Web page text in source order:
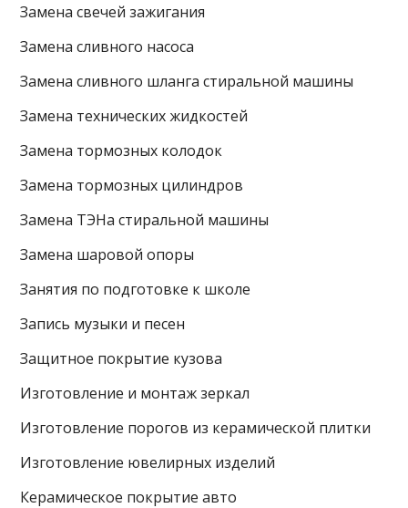
Замена свечей зажигания
Замена сливного насоса
Замена сливного шланга стиральной машины
Замена технических жидкостей
Замена тормозных колодок
Замена тормозных цилиндров
Замена ТЭНа стиральной машины
Замена шаровой опоры
Занятия по подготовке к школе
Запись музыки и песен
Защитное покрытие кузова
Изготовление и монтаж зеркал
Изготовление порогов из керамической плитки
Изготовление ювелирных изделий
Керамическое покрытие авто